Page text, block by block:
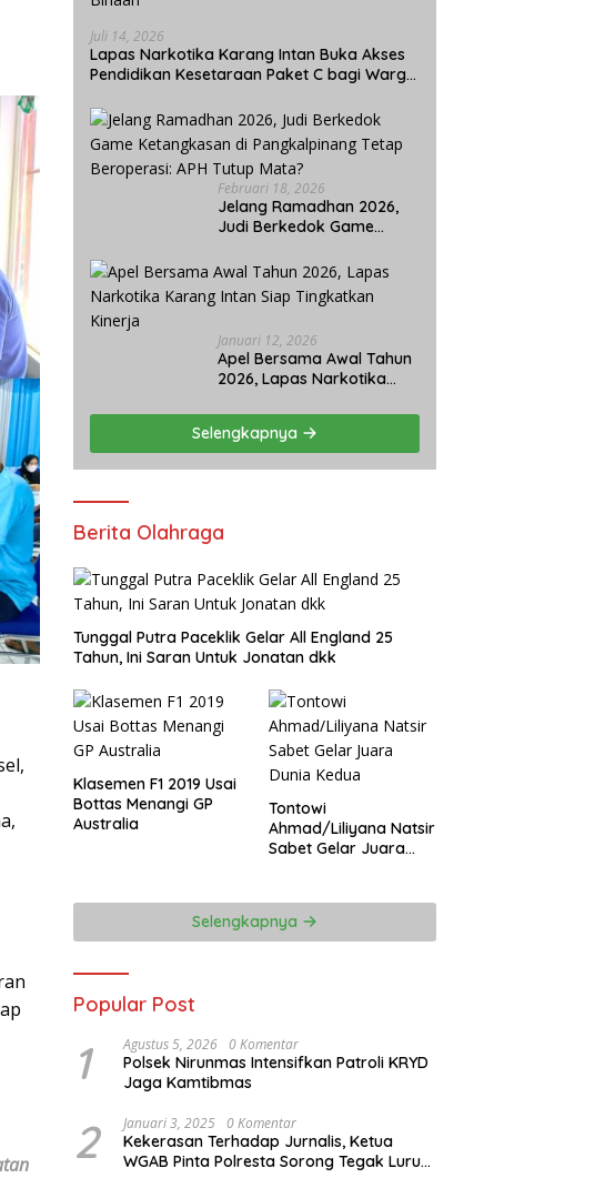
Juli 14, 2026
Lapas Narkotika Karang Intan Buka Akses
Pendidikan Kesetaraan Paket C bagi Warga
Februari 18, 2026
Jelang Ramadhan 2026,
Judi Berkedok Game
Pangkalpinang Tetap
Beroperasi: APH Tutup
Mata?
Januari 12, 2026
Apel Bersama Awal Tahun
2026, Lapas Narkotika
Tingkatkan Kinerja
Selengkapnya
Berita Olahraga
Tunggal Putra Paceklik Gelar All England 25
Tahun, Ini Saran Untuk Jonatan dkk
Klasemen F1 2019 Usai
Bottas Menangi GP
Australia
Tontowi
Ahmad/Liliyana Natsir
Sabet Gelar Juara
Selengkapnya
Popular Post
1 Agustus 5, 2026 0 Komentar
Polsek Nirunmas Intensifkan Patroli KRYD
Jaga Kamtibmas
2 Januari 3, 2025 0 Komentar
Kekerasan Terhadap Jurnalis, Ketua
WGAB Pinta Polresta Sorong Tegak Lurus